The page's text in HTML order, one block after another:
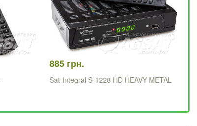
885 грн.
Sat-Integral S-1228 HD HEAVY METAL